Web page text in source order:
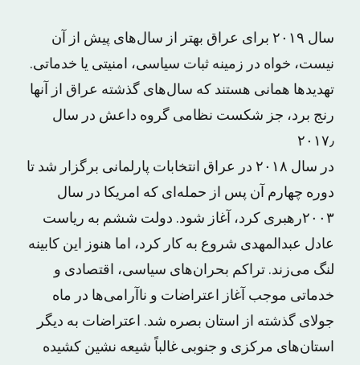
سال ۲۰۱۹ برای عراق بهتر از سال‌های پیش از آن
نیست، خواه در زمینه ثبات سیاسی، امنیتی یا خدماتی.
تهدیدها همانی هستند که سال‌های گذشته عراق از آنها
رنج برد، جز شکست نظامی گروه داعش در سال
۲۰۱۷٫
در سال ۲۰۱۸ در عراق انتخابات پارلمانی برگزار شد تا
دوره چهارم آن پس از حمله‌ای که امریکا در سال
۲۰۰۳رهبری کرد، آغاز شود. دولت ششم به ریاست
عادل عبدالمهدی شروع به کار کرد، اما هنوز این کابینه
لنگ می‌زند. تراکم بحران‌های سیاسی، اقتصادی و
خدماتی موجب آغاز اعتراضات و ناآرامی‌ها در ماه
جولای گذشته از استان بصره شد. اعتراضات به دیگر
استان‌های مرکزی و جنوبی غالباً شیعه نشین کشیده